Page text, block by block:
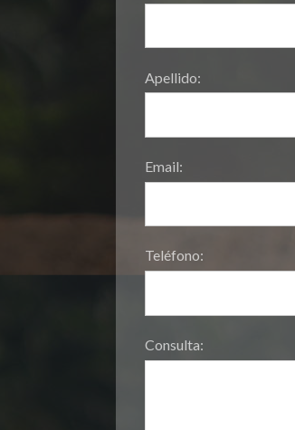
Apellido:
Email:
Teléfono:
Consulta: